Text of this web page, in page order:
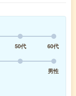
50代
60代
男性